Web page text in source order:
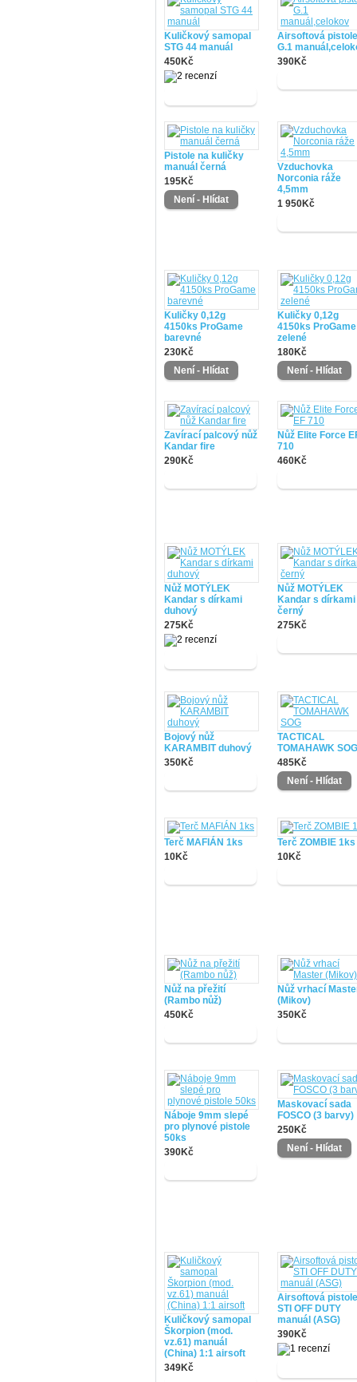
Kuličkový samopal
STG 44 manuál
450Kč
Airsoftová pistole
G.1
390Kč
Pistole na kuličky
manuál černá
195Kč
Vzduchovka
Norconia ráže
4,5mm
1 950Kč
Kuličky 0,12g
4150ks ProGame
barevné
230Kč
Kuličky 0,12g
4150ks ProGame
zelené
180Kč
Zavírací palcový nůž
Kandar fire
290Kč
Nůž Elite Force
710
460Kč
Nůž MOTÝLEK
Kandar s dírkami
duhový
275Kč
Nůž MOTÝLEK
Kandar s dírkami
černý
275Kč
Bojový nůž
KARAMBIT duhový
350Kč
TACTICAL
TOMAHAWK SOG
485Kč
Terč MAFIÁN 1ks
10Kč
Terč ZOMBIE 1ks
10Kč
Nůž na přežití
(Rambo nůž)
450Kč
Nůž vrhací
(Mikov)
350Kč
Náboje 9mm slepé
pro plynové pistole
50ks
390Kč
Maskovací sada
FOSCO (3 barvy)
250Kč
Kuličkový samopal
Škorpion (mod.
vz.61) manuál
(China) 1:1 airsoft
349Kč
Airsoftová pistole
STI OFF DUTY
manuál (ASG)
390Kč